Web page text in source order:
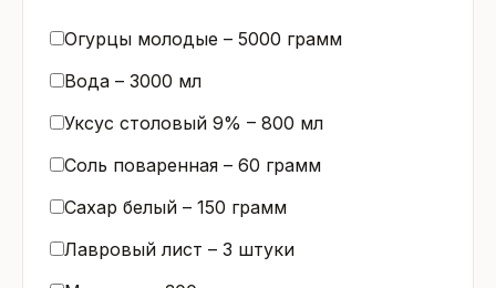
Огурцы молодые – 5000 грамм
Вода – 3000 мл
Уксус столовый 9% – 800 мл
Соль поваренная – 60 грамм
Сахар белый – 150 грамм
Лавровый лист – 3 штуки